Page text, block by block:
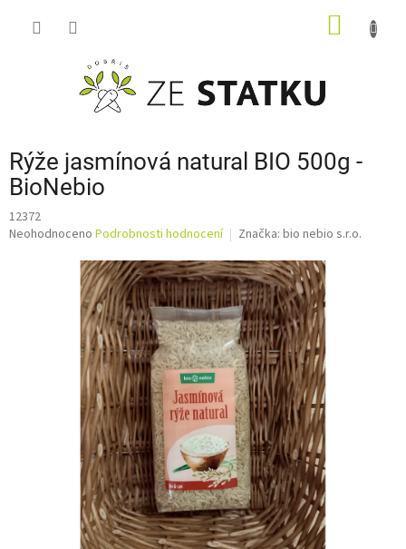
Rýže jasmínová natural BIO 500g -
BioNebio
12372
Průměrné
Neohodnoceno Podrobnosti hodnocení Značka: bio nebio s.r.o.